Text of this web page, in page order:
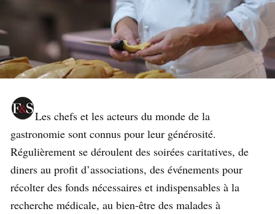
Les chefs et les acteurs du monde de la
gastronomie sont connus pour leur générosité.
Régulièrement se déroulent des soirées caritatives, de
diners au profit d’associations, des événements pour
récolter des fonds nécessaires et indispensables à la
recherche médicale, au bien-être des malades à